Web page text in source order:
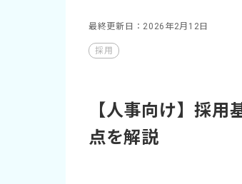
最終更新日：2026年2月12日
採用
【人事向け】採
点を解説